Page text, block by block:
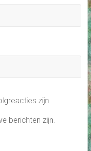
zijn.
berichten zijn.